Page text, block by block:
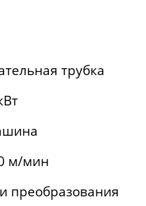
трубка
м/мин
преобразования